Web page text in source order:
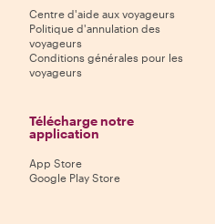
Centre d'aide aux voyageurs
Politique d'annulation des
voyageurs
Conditions générales pour les
voyageurs
Télécharge notre
application
App Store
Google Play Store